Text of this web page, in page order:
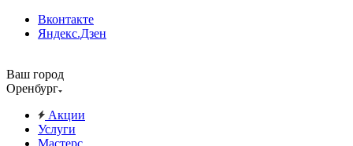
Вконтакте
Яндекс.Дзен
Ваш город
Оренбург
Акции
Услуги
Мастерс